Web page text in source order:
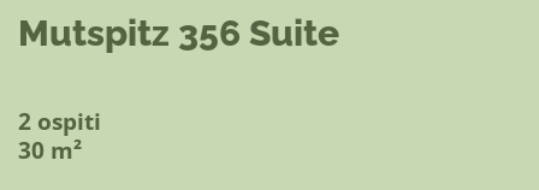
Mutspitz 356 Suite
2 ospiti
30 m²